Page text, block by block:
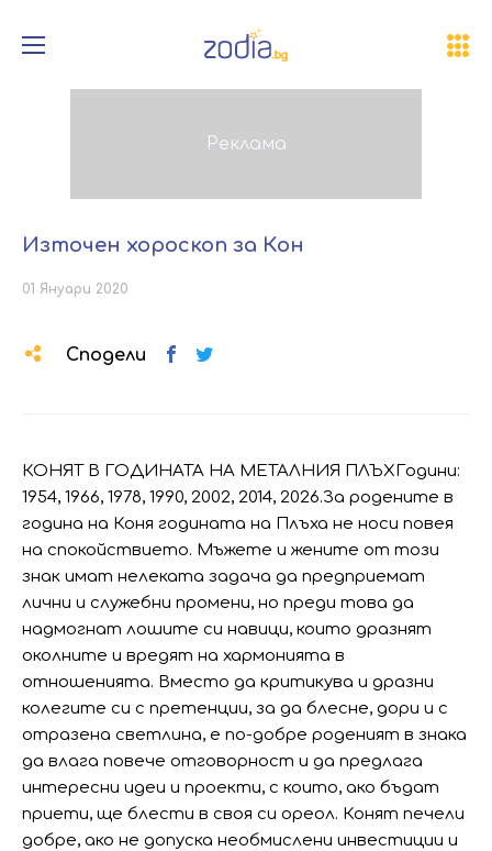
Източен хороскоп за Кон
01 Януари 2020
Сподели
КОНЯТ В ГОДИНАТА НА МЕТАЛНИЯ ПЛЪХГодини:
1954, 1966, 1978, 1990, 2002, 2014, 2026.За родените в
година на Коня годината на Плъха не носи повея
на спокойствието. Мъжете и жените от този
знак имат нелеката задача да предприемат
лични и служебни промени, но преди това да
надмогнат лошите си навици, които дразнят
околните и вредят на хармонията в
отношенията. Вместо да критикува и дразни
колегите си с претенции, за да блесне, дори и с
отразена светлина, е по-добре роденият в знака
да влага повече отговорност и да предлага
интересни идеи и проекти, с които, ако бъдат
приети, ще блести в своя си ореол. Конят печели
добре, ако не допуска необмислени инвестиции и